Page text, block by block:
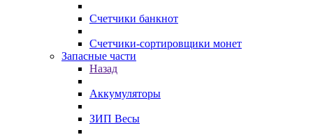
Счетчики банкнот
Счетчики-сортировщики монет
Запасные части
Назад
Аккумуляторы
ЗИП Весы